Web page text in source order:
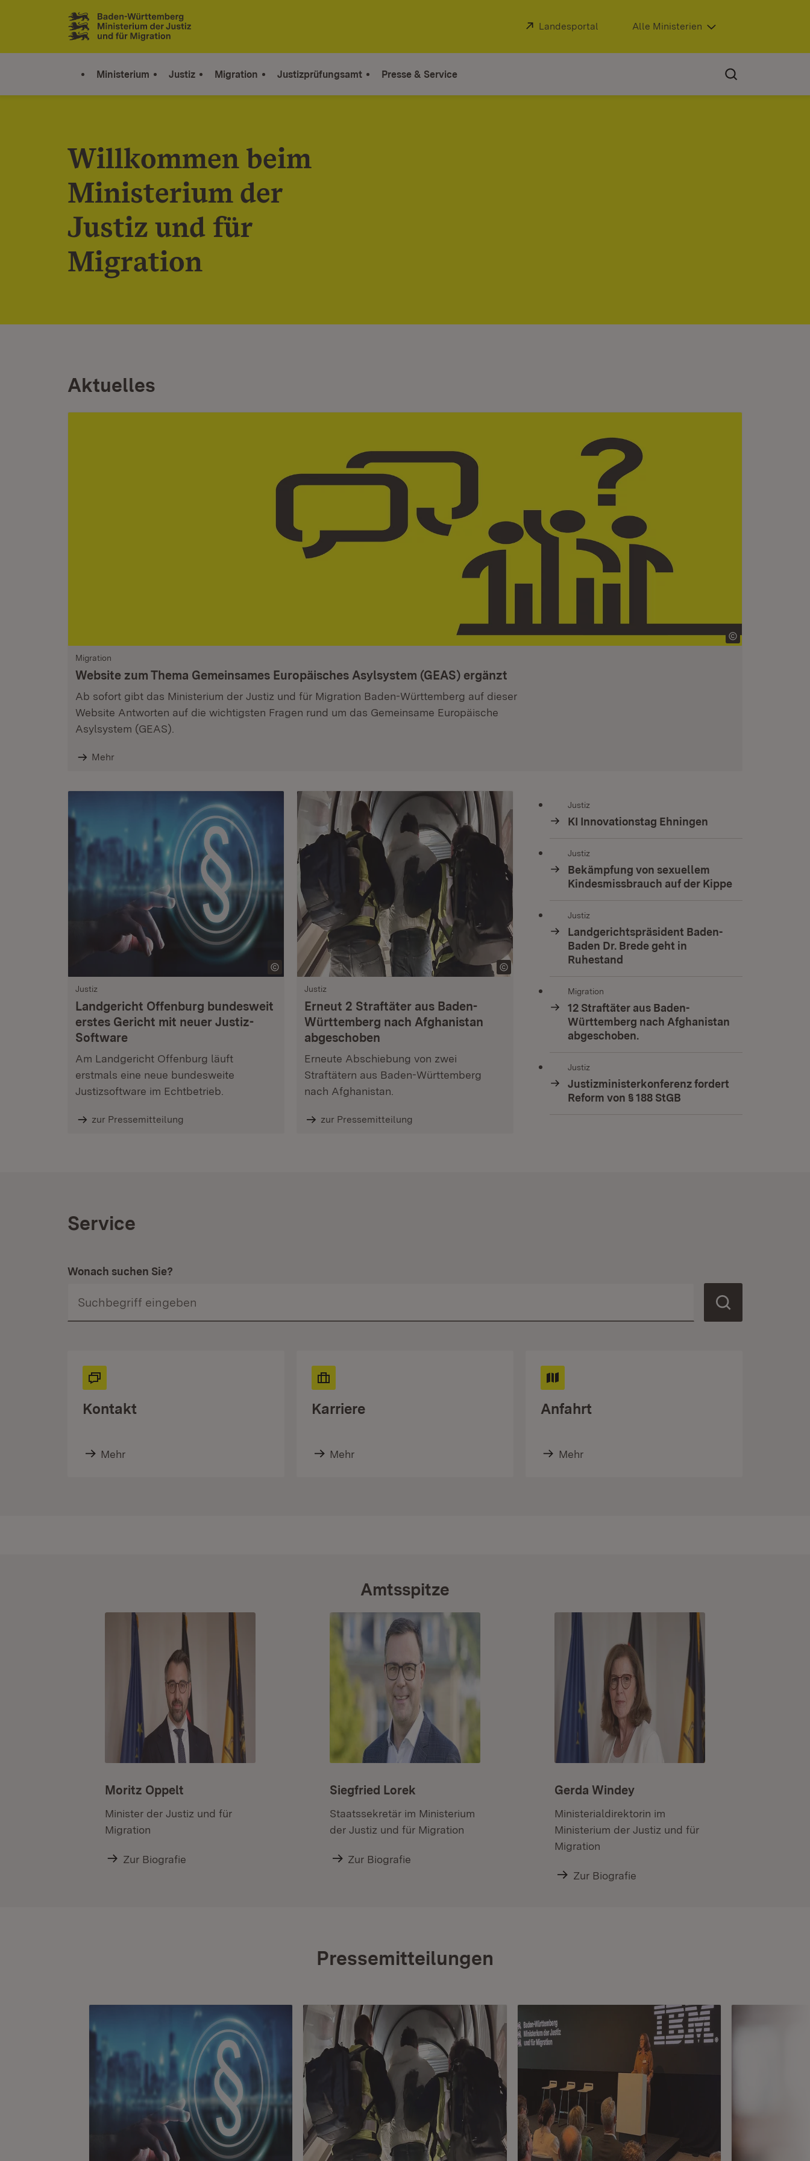
Zum Inhalt springen
Link zur Startseite
Extern:
Landesportal (Öffnet in neuem Fenster)
Alle Ministerien
Ministerium Justiz Migration Justizprüfungsamt Presse & Service
Willkommen beim
Ministerium der
Justiz und für
Migration
Aktuelles
Migration
Website zum Thema Gemeinsames Europäisches Asylsystem (GEAS) ergänzt
Ab sofort gibt das Ministerium der Justiz und für Migration Baden-Württemberg auf dieser
Website Antworten auf die wichtigsten Fragen rund um das Gemeinsame Europäische
Asylsystem (GEAS).
Mehr
Justiz
Landgericht Offenburg bundesweit
erstes Gericht mit neuer Justiz-
Software
Am Landgericht Offenburg läuft
erstmals eine neue bundesweite
Justizsoftware im Echtbetrieb.
zur Pressemitteilung
Justiz
Erneut 2 Straftäter aus Baden-
Württemberg nach Afghanistan
abgeschoben
Erneute Abschiebung von zwei
Straftätern aus Baden-Württemberg
nach Afghanistan.
zur Pressemitteilung
Justiz
KI Innovationstag Ehningen
Justiz
Bekämpfung von sexuellem
Kindesmissbrauch auf der Kippe
Justiz
Landgerichtspräsident Baden-
Baden Dr. Brede geht in
Ruhestand
Migration
12 Straftäter aus Baden-
Württemberg nach Afghanistan
abgeschoben.
Justiz
Justizministerkonferenz fordert
Reform von § 188 StGB
Service
Wonach suchen Sie?
Kontakt
Mehr
Karriere
Mehr
Anfahrt
Mehr
Amtsspitze
Moritz Oppelt
Minister der Justiz und für
Migration
Zur Biografie
Siegfried Lorek
Staatssekretär im Ministerium
der Justiz und für Migration
Zur Biografie
Gerda Windey
Ministerialdirektorin im
Ministerium der Justiz und für
Migration
Zur Biografie
Pressemitteilungen